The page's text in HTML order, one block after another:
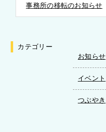
事務所の移転のお知らせ
カテゴリー
お知らせ
イベント
つぶやき